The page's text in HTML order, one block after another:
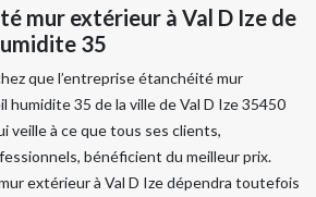
mur extérieur à Val D Ize de
35
que l’entreprise étanchéité mur
humidite 35 de la ville de Val D Ize 35450
veille à ce que tous ses clients,
bénéficient du meilleur prix.
extérieur à Val D Ize dépendra toutefois